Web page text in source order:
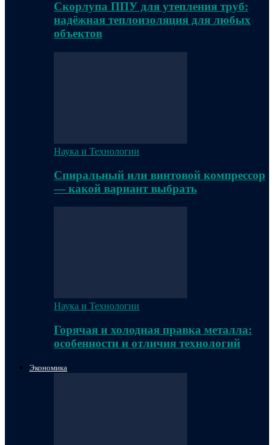
Скорлупа ППУ для утепления труб:
надёжная теплоизоляция для любых
объектов
Наука и Технологии
Спиральный или винтовой компрессор
— какой вариант выбрать
Наука и Технологии
Горячая и холодная правка металла:
особенности и отличия технологий
Экономика